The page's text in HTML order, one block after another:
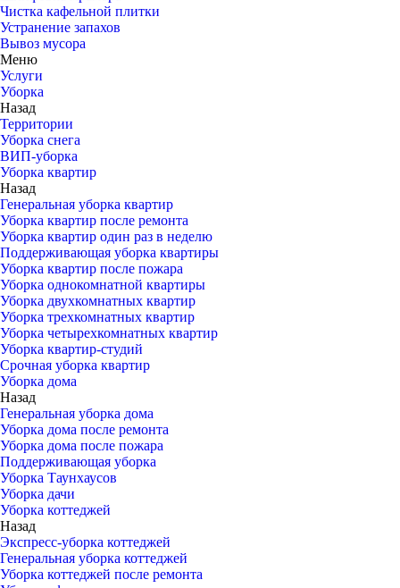
Чистка кафельной плитки
Устранение запахов
Вывоз мусора
Меню
Услуги
Уборка
Назад
Территории
Уборка снега
ВИП-уборка
Уборка квартир
Назад
Генеральная уборка квартир
Уборка квартир после ремонта
Уборка квартир один раз в неделю
Поддерживающая уборка квартиры
Уборка квартир после пожара
Уборка однокомнатной квартиры
Уборка двухкомнатных квартир
Уборка трехкомнатных квартир
Уборка четырехкомнатных квартир
Уборка квартир-студий
Срочная уборка квартир
Уборка дома
Назад
Генеральная уборка дома
Уборка дома после ремонта
Уборка дома после пожара
Поддерживающая уборка
Уборка Таунхаусов
Уборка дачи
Уборка коттеджей
Назад
Экспресс-уборка коттеджей
Генеральная уборка коттеджей
Уборка коттеджей после ремонта